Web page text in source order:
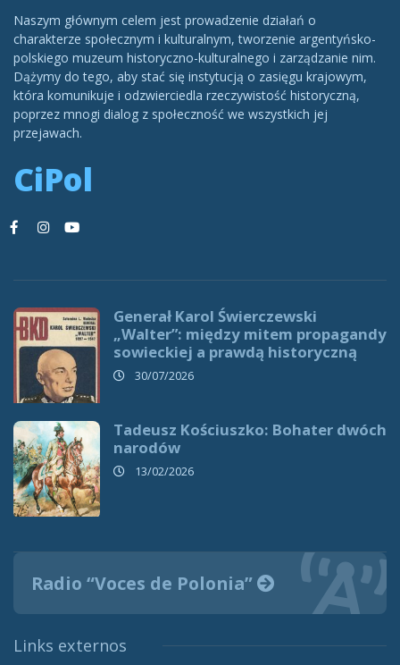
Naszym głównym celem jest prowadzenie działań o
charakterze społecznym i kulturalnym, tworzenie argentyńsko-
polskiego muzeum historyczno-kulturalnego i zarządzanie nim.
Dążymy do tego, aby stać się instytucją o zasięgu krajowym,
która komunikuje i odzwierciedla rzeczywistość historyczną,
poprzez mnogi dialog z społeczność we wszystkich jej
przejawach.
CiPol
Generał Karol Świerczewski
„Walter”: między mitem propagandy
sowieckiej a prawdą historyczną
30/07/2026
Tadeusz Kościuszko: Bohater dwóch
narodów
13/02/2026
Radio “Voces de Polonia”
Links externos